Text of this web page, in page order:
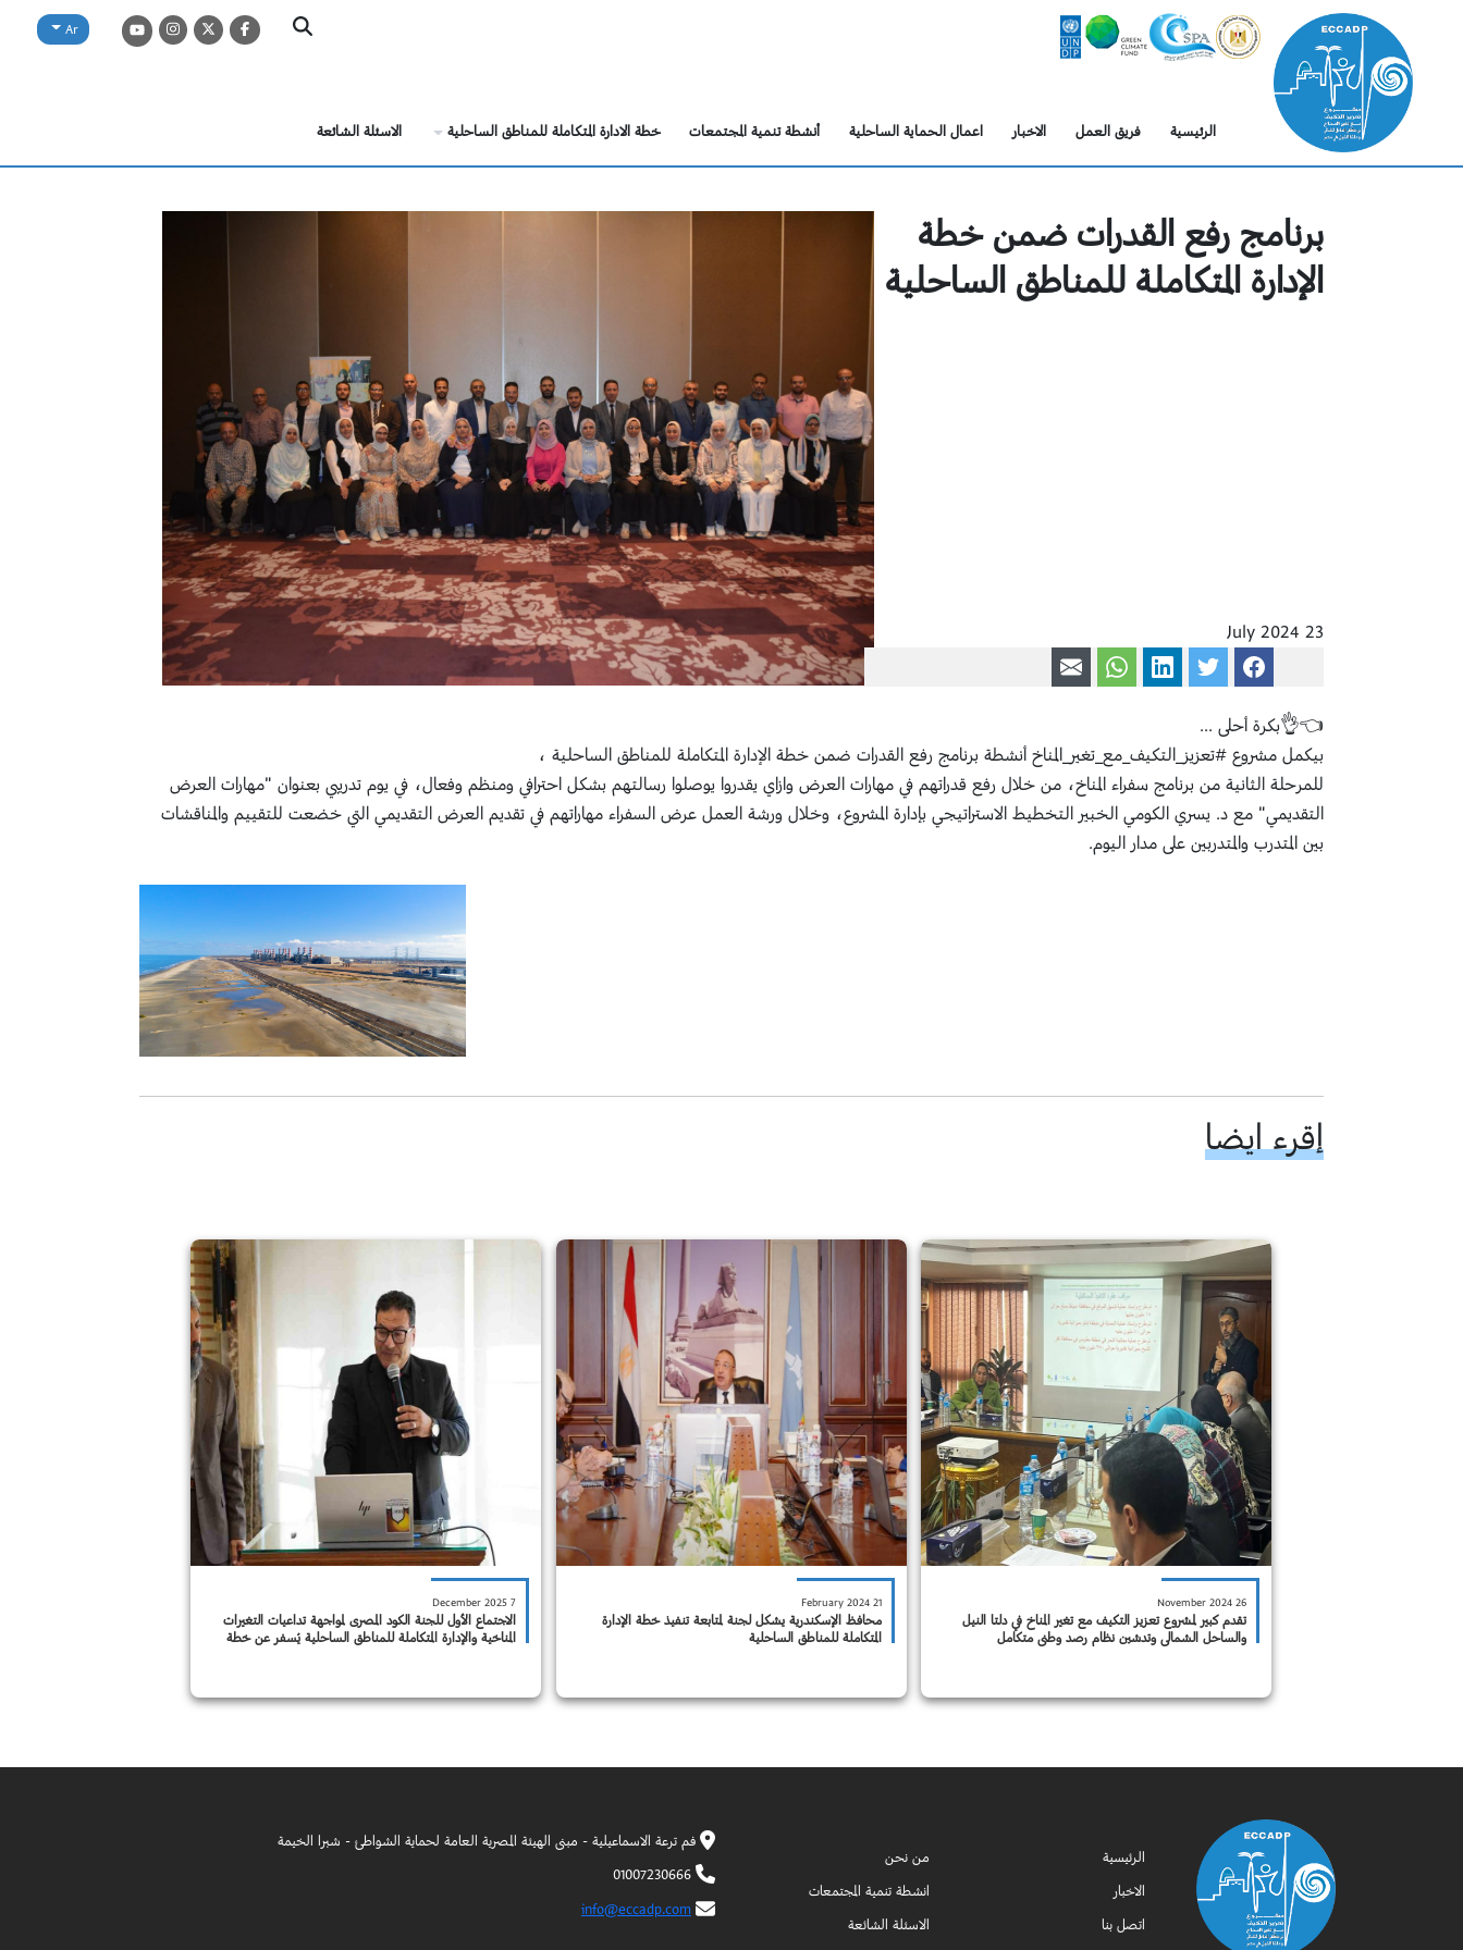
Ar
الرئيسية فريق العمل الاخبار اعمال الحماية الساحلية أنشطة تنمية المجتمعات خطة الادارة المتكاملة للمناطق الساحلية الاسئلة الشائعة
برنامج رفع القدرات ضمن خطة
الإدارة المتكاملة للمناطق الساحلية
23 July 2024
👈👌بكرة أحلى ...
بيكمل مشروع #تعزيز_التكيف_مع_تغير_المناخ أنشطة برنامج رفع القدرات ضمن خطة الإدارة المتكاملة للمناطق الساحلية ،
للمرحلة الثانية من برنامج سفراء المناخ، من خلال رفع قدراتهم في مهارات العرض وازاي يقدروا يوصلوا رسالتهم بشكل احترافي ومنظم وفعال، في يوم تدريبي بعنوان "مهارات العرض
التقديمي" مع د. يسري الكومي الخبير التخطيط الاستراتيجي بإدارة المشروع، وخلال ورشة العمل عرض السفراء مهاراتهم في تقديم العرض التقديمي التي خضعت للتقييم والمناقشات
بين المتدرب والمتدربين على مدار اليوم.
إقرء ايضا
26 November 2024
تقدم كبير لمشروع تعزيز التكيف مع تغير المناخ في دلتا النيل
والساحل الشمالي وتدشين نظام رصد وطني متكامل
21 February 2024
محافظ الإسكندرية يشكل لجنة لمتابعة تنفيذ خطة الإدارة
المتكاملة للمناطق الساحلية
7 December 2025
الاجتماع الأول للجنة الكود المصرى لمواجهة تداعيات التغيرات
المناخية والإدارة المتكاملة للمناطق الساحلية يُسفر عن خطة
الرئيسية
من نحن
الاخبار
انشطة تنمية المجتمعات
اتصل بنا
الاسئلة الشائعة
فم ترعة الاسماعيلية - مبنى الهيئة المصرية العامة لحماية الشواطئ - شبرا الخيمة
01007230666
info@eccadp.com